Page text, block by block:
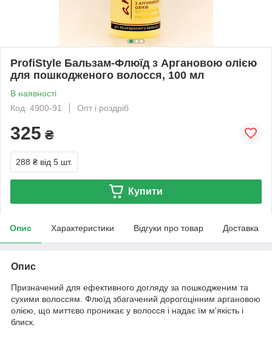
ProfiStyle Бальзам-Флюїд з Аргановою олією
для пошкодженого волосся, 100 мл
В наявності
Код: 4900-91
Опт і роздріб
325 ₴
288 ₴ від 5 шт.
Купити
Опис Характеристики Відгуки про товар Доставка
Опис
Призначений для ефективного догляду за пошкодженим та
сухими волоссям Флюїд збагачений дорогоцінним аргановою
олією, що миттєво проникає у волосся і надає їм м'якість і
блиск.